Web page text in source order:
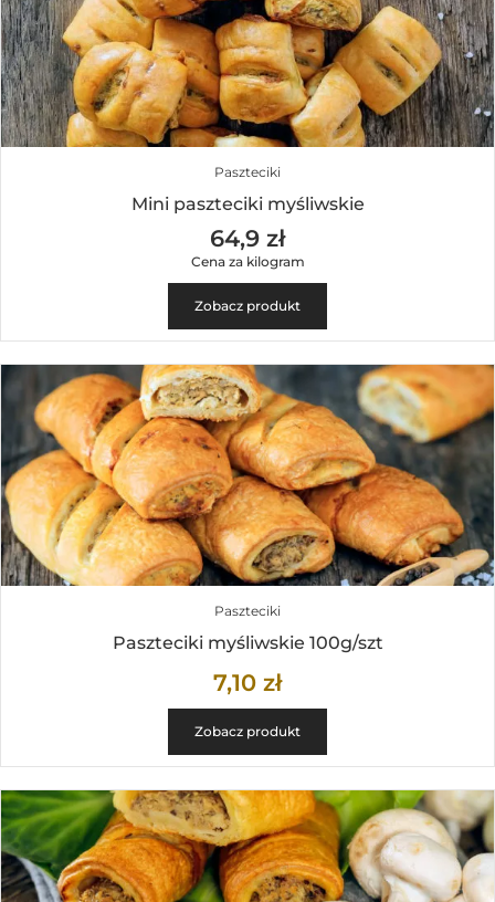
Paszteciki
Mini paszteciki myśliwskie
64,9 zł
Cena za kilogram
Zobacz produkt
Paszteciki
Paszteciki myśliwskie 100g/szt
7,10 zł
Zobacz produkt